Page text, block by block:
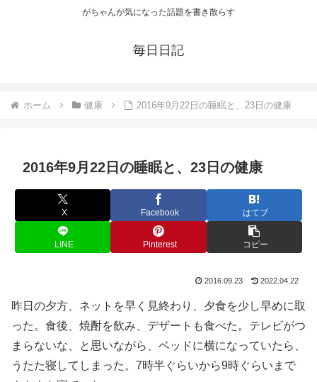
がちゃんが気になった話題を書き散らす
毎日日記
ホーム 健康 2016年9月22日の睡眠と、23日の健康
2016年9月22日の睡眠と、23日の健康
X Facebook はてブ
LINE Pinterest コピー
2016.09.23 2022.04.22
昨日の夕方、ネットを早く見終わり、夕食を少し早めに取
った。食後、焼酎を飲み、デザートも食べた。テレビがつ
まらないな、と思いながら、ベッドに横になっていたら、
うたた寝してしまった。7時半ぐらいから9時ぐらいまで